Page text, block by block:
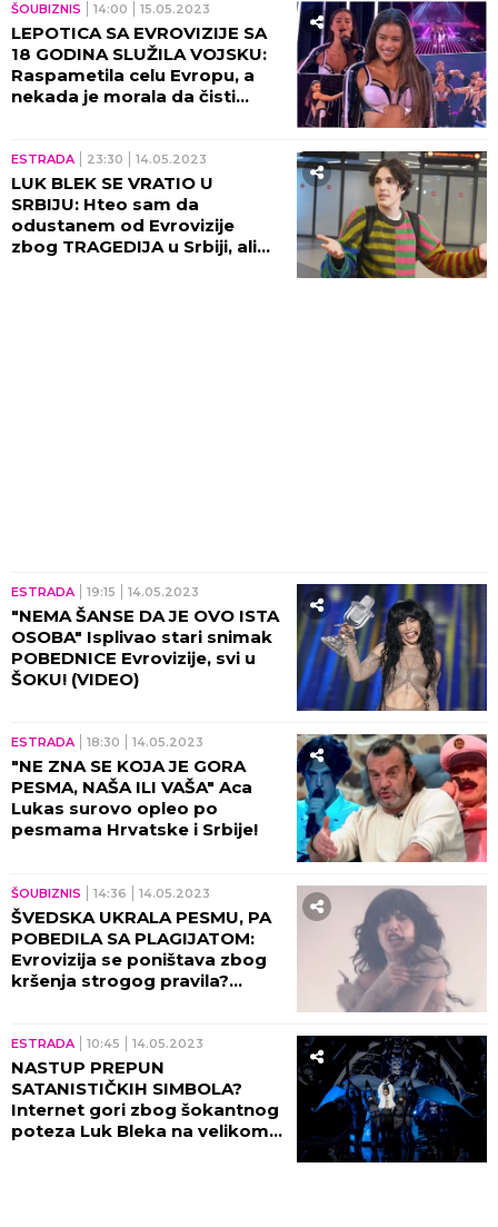
ŠOUBIZNIS 14:00 15.05.2023
LEPOTICA SA EVROVIZIJE SA
18 GODINA SLUŽILA VOJSKU:
Raspametila celu Evropu, a
nekada je morala da čisti
ESTRADA 23:30 14.05.2023
LUK BLEK SE VRATIO U
SRBIJU: Hteo sam da
odustanem od Evrovizije
zbog TRAGEDIJA u Srbiji, ali
ESTRADA 19:15 14.05.2023
"NEMA ŠANSE DA JE OVO ISTA
OSOBA" Isplivao stari snimak
POBEDNICE Evrovizije, svi u
ŠOKU! (VIDEO)
ESTRADA 18:30 14.05.2023
"NE ZNA SE KOJA JE GORA
PESMA, NAŠA ILI VAŠA" Aca
Lukas surovo opleo po
pesmama Hrvatske i Srbije!
ŠOUBIZNIS 14:36 14.05.2023
ŠVEDSKA UKRALA PESMU, PA
POBEDILA SA PLAGIJATOM:
Evrovizija se poništava zbog
kršenja strogog pravila?
ESTRADA 10:45 14.05.2023
NASTUP PREPUN
SATANISTIČKIH SIMBOLA?
Internet gori zbog šokantnog
poteza Luk Bleka na velikom